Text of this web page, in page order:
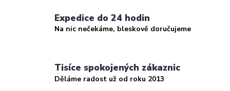
Expedice do 24 hodin
Na nic nečekáme, bleskově doručujeme
Tisíce spokojených zákaznic
Děláme radost už od roku 2013